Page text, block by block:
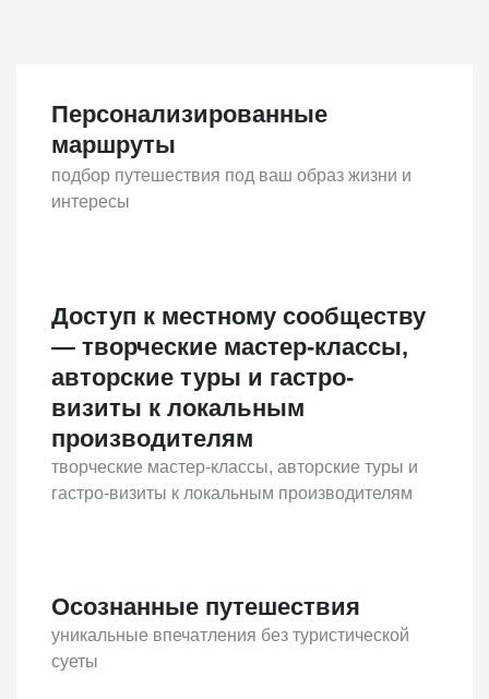
Персонализированные
маршруты
подбор путешествия под ваш образ жизни и
интересы
Доступ к местному сообществу
— творческие мастер-классы,
авторские туры и гастро-
визиты к локальным
производителям
творческие мастер-классы, авторские туры и
гастро-визиты к локальным производителям
Осознанные путешествия
уникальные впечатления без туристической
суеты